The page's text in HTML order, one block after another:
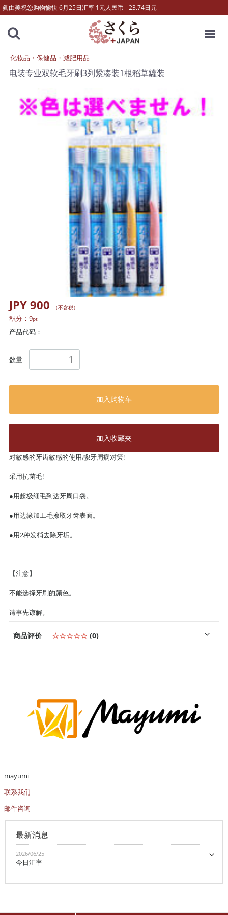
眞由美祝您购物愉快 6月25日汇率 1元人民币= 23.74日元
化妆品・保健品・减肥用品
电装专业双软毛牙刷3列紧凑装1根稻草罐装
JPY 900 （不含税）
积分： 9pt
产品代码：
数量
加入购物车
加入收藏夹
对敏感的牙齿敏感的使用感!牙周病对策!
采用抗菌毛!
●用超极细毛到达牙周口袋。
●用边缘加工毛擦取牙齿表面。
●用2种发梢去除牙垢。
【注意】
不能选择牙刷的颜色。
请事先谅解。
商品评价 ☆☆☆☆☆ (0)
mayumi
联系我们
邮件咨询
最新消息
2026/06/25
今日汇率